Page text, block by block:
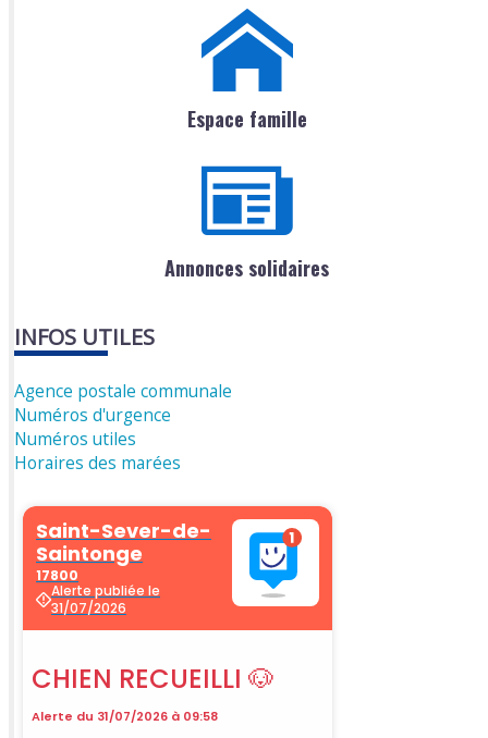
Espace famille
Annonces solidaires
INFOS UTILES
Agence postale communale
Numéros d'urgence
Numéros utiles
Horaires des marées